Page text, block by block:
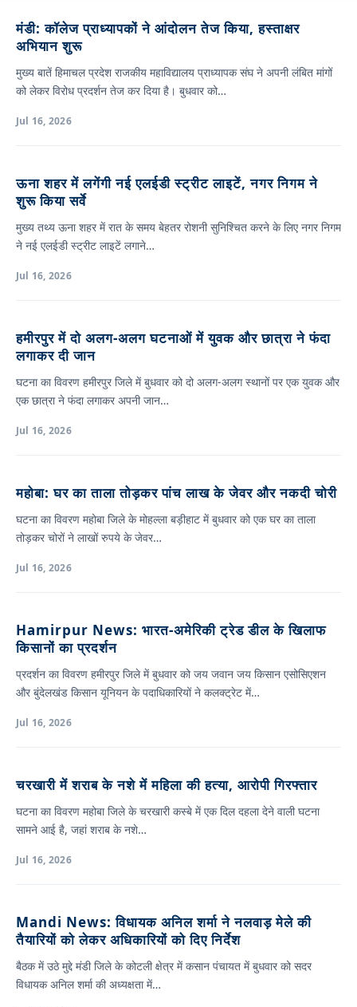
मंडी: कॉलेज प्राध्यापकों ने आंदोलन तेज किया, हस्ताक्षर
अभियान शुरू
मुख्य बातें हिमाचल प्रदेश राजकीय महाविद्यालय प्राध्यापक संघ ने अपनी लंबित मांगों
को लेकर विरोध प्रदर्शन तेज कर दिया है। बुधवार को…
Jul 16, 2026
ऊना शहर में लगेंगी नई एलईडी स्ट्रीट लाइटें, नगर निगम ने
शुरू किया सर्वे
मुख्य तथ्य ऊना शहर में रात के समय बेहतर रोशनी सुनिश्चित करने के लिए नगर निगम
ने नई एलईडी स्ट्रीट लाइटें लगाने…
Jul 16, 2026
हमीरपुर में दो अलग-अलग घटनाओं में युवक और छात्रा ने फंदा
लगाकर दी जान
घटना का विवरण हमीरपुर जिले में बुधवार को दो अलग-अलग स्थानों पर एक युवक और
एक छात्रा ने फंदा लगाकर अपनी जान…
Jul 16, 2026
महोबा: घर का ताला तोड़कर पांच लाख के जेवर और नकदी चोरी
घटना का विवरण महोबा जिले के मोहल्ला बड़ीहाट में बुधवार को एक घर का ताला
तोड़कर चोरों ने लाखों रुपये के जेवर…
Jul 16, 2026
Hamirpur News: भारत-अमेरिकी ट्रेड डील के खिलाफ
किसानों का प्रदर्शन
प्रदर्शन का विवरण हमीरपुर जिले में बुधवार को जय जवान जय किसान एसोसिएशन
और बुंदेलखंड किसान यूनियन के पदाधिकारियों ने कलक्ट्रेट में…
Jul 16, 2026
चरखारी में शराब के नशे में महिला की हत्या, आरोपी गिरफ्तार
घटना का विवरण महोबा जिले के चरखारी कस्बे में एक दिल दहला देने वाली घटना
सामने आई है, जहां शराब के नशे…
Jul 16, 2026
Mandi News: विधायक अनिल शर्मा ने नलवाड़ मेले की
तैयारियों को लेकर अधिकारियों को दिए निर्देश
बैठक में उठे मुद्दे मंडी जिले के कोटली क्षेत्र में कसान पंचायत में बुधवार को सदर
विधायक अनिल शर्मा की अध्यक्षता में…